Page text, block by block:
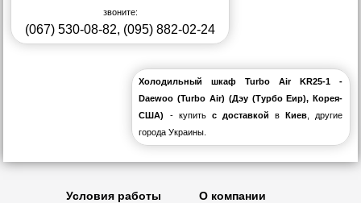
звоните:
(067) 530-08-82, (095) 882-02-24
Холодильный шкаф Turbo Air KR25-1 -
Daewoo (Turbo Air) (Дэу (Турбо Еир), Корея-
США) - купить с доставкой вКиев , другие
города Украины.
Условия работы О компании